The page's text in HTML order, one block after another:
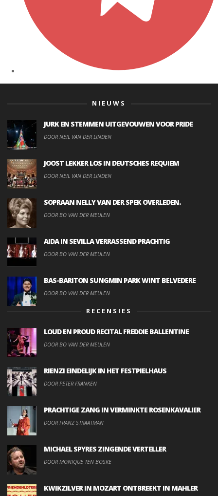
NIEUWS
JURK EN STEMMEN UITGEVOUWEN VOOR PRIDE
DOOR NEIL VAN DER LINDEN
JOOST LEKKER LOS IN DEUTSCHES REQUIEM
DOOR NEIL VAN DER LINDEN
SOPRAAN NELLY VAN DER SPEK OVERLEDEN.
DOOR BO VAN DER MEULEN
AIDA IN SEVILLA VERRASSEND PRACHTIG
DOOR BO VAN DER MEULEN
BAS-BARITON SUNGMIN PARK WINT BELVEDERE
DOOR BO VAN DER MEULEN
RECENSIES
LOUD EN PROUD RECITAL FREDDIE BALLENTINE
DOOR BO VAN DER MEULEN
RIENZI EINDELIJK IN HET FESTPIELHAUS
DOOR PETER FRANKEN
PRACHTIGE ZANG IN VERMINKTE ROSENKAVALIER
DOOR FRANZ STRAATMAN
MICHAEL SPYRES ZINGENDE VERTELLER
DOOR MONIQUE TEN BOSKE
KWIKZILVER IN MOZART ONTBREEKT IN MAHLER